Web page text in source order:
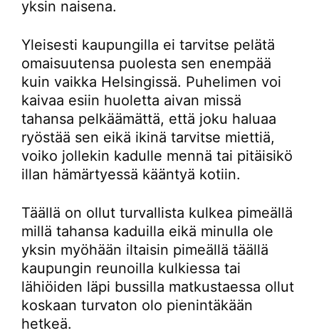
yksin naisena.
Yleisesti kaupungilla ei tarvitse pelätä
omaisuutensa puolesta sen enempää
kuin vaikka Helsingissä. Puhelimen voi
kaivaa esiin huoletta aivan missä
tahansa pelkäämättä, että joku haluaa
ryöstää sen eikä ikinä tarvitse miettiä,
voiko jollekin kadulle mennä tai pitäisikö
illan hämärtyessä kääntyä kotiin.
Täällä on ollut turvallista kulkea pimeällä
millä tahansa kaduilla eikä minulla ole
yksin myöhään iltaisin pimeällä täällä
kaupungin reunoilla kulkiessa tai
lähiöiden läpi bussilla matkustaessa ollut
koskaan turvaton olo pienintäkään
hetkeä.